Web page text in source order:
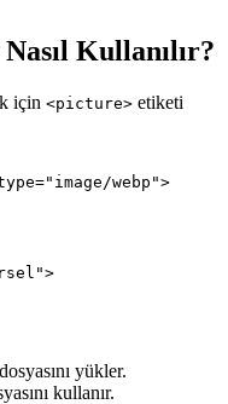
Kullanılır?
için <picture> etiketi
webp">
yükler.
kullanır.